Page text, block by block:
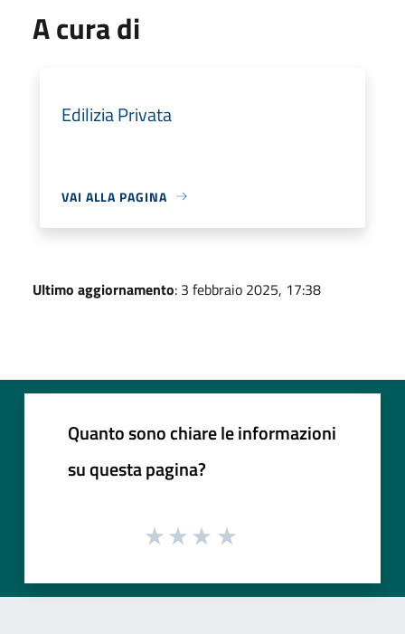
A cura di
Edilizia Privata
VAI ALLA PAGINA
Ultimo aggiornamento: 3 febbraio 2025, 17:38
Quanto sono chiare le informazioni
su questa pagina?